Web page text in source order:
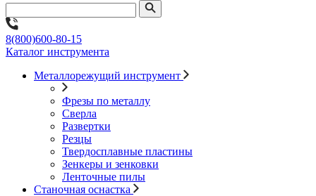
8(800)600-80-15
Каталог инструмента
Металлорежущий инструмент
Фрезы по металлу
Сверла
Развертки
Резцы
Твердосплавные пластины
Зенкеры и зенковки
Ленточные пилы
Станочная оснастка